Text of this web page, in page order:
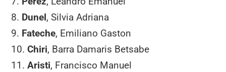
8. Dunel, Silvia Adriana
9. Fateche, Emiliano Gaston
10.Chiri, Barra Damaris Betsabe
11.Aristi, Francisco Manuel